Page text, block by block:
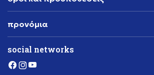
προνόμια
social networks